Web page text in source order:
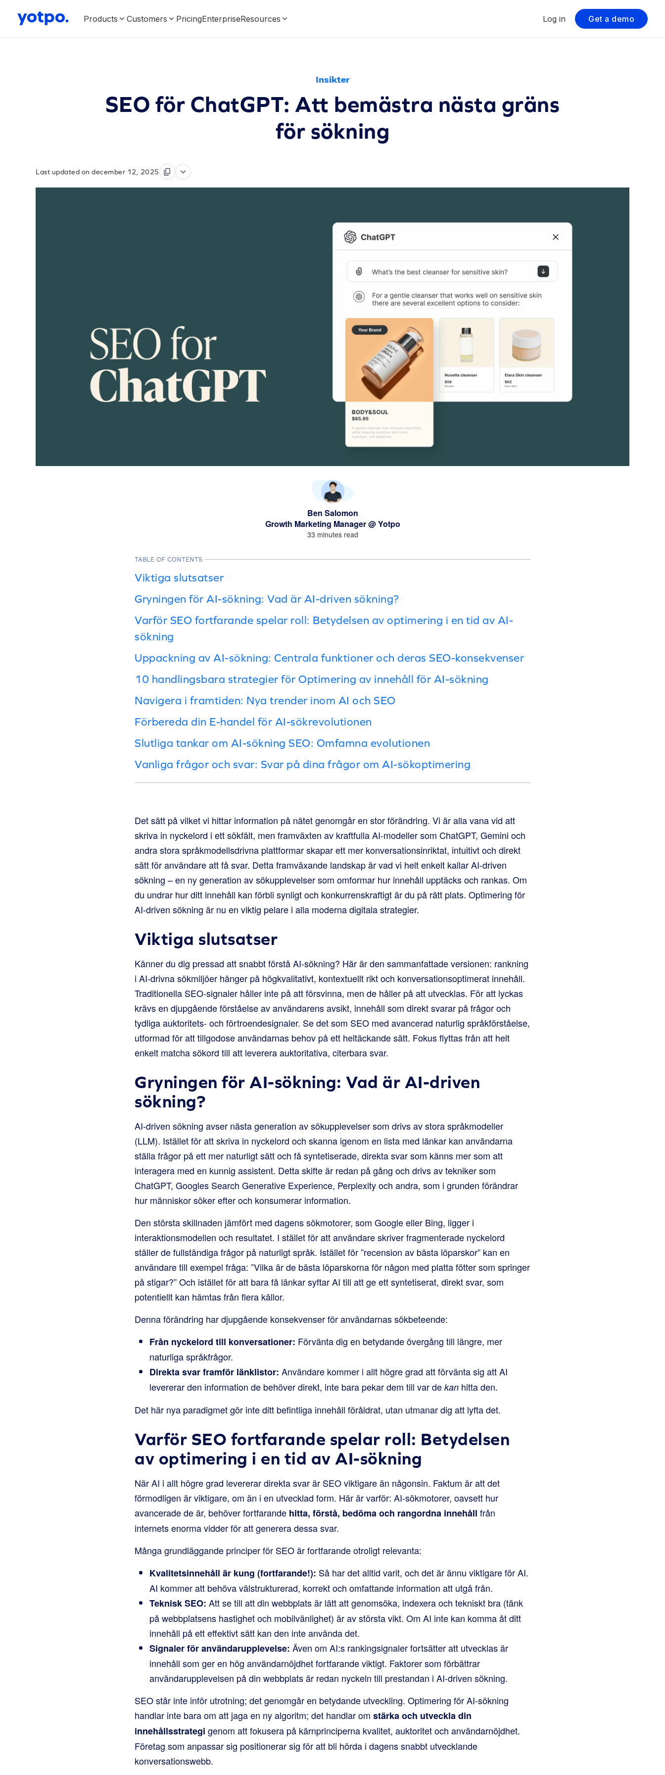
Products Customers PricingEnterpriseResources Log in Get a demo
Insikter
SEO för ChatGPT: Att bemästra nästa gräns
för sökning
Last updated on december 12, 2025
Ben Salomon
Growth Marketing Manager @ Yotpo
33 minutes read
TABLE OF CONTENTS
Viktiga slutsatser
Gryningen för AI-sökning: Vad är AI-driven sökning?
Varför SEO fortfarande spelar roll: Betydelsen av optimering i en tid av AI-
sökning
Uppackning av AI-sökning: Centrala funktioner och deras SEO-konsekvenser
10 handlingsbara strategier för Optimering av innehåll för AI-sökning
Navigera i framtiden: Nya trender inom AI och SEO
Förbereda din E-handel för AI-sökrevolutionen
Slutliga tankar om AI-sökning SEO: Omfamna evolutionen
Vanliga frågor och svar: Svar på dina frågor om AI-sökoptimering
Det sätt på vilket vi hittar information på nätet genomgår en stor förändring. Vi är alla vana vid att
skriva in nyckelord i ett sökfält, men framväxten av kraftfulla AI-modeller som ChatGPT, Gemini och
andra stora språkmodellsdrivna plattformar skapar ett mer konversationsinriktat, intuitivt och direkt
sätt för användare att få svar. Detta framväxande landskap är vad vi helt enkelt kallar AI-driven
sökning – en ny generation av sökupplevelser som omformar hur innehåll upptäcks och rankas. Om
du undrar hur ditt innehåll kan förbli synligt och konkurrenskraftigt är du på rätt plats. Optimering för
AI-driven sökning är nu en viktig pelare i alla moderna digitala strategier.
Viktiga slutsatser
Känner du dig pressad att snabbt förstå AI-sökning? Här är den sammanfattade versionen: rankning
i AI-drivna sökmiljöer hänger på högkvalitativt, kontextuellt rikt och konversationsoptimerat innehåll.
Traditionella SEO-signaler håller inte på att försvinna, men de håller på att utvecklas. För att lyckas
krävs en djupgående förståelse av användarens avsikt, innehåll som direkt svarar på frågor och
tydliga auktoritets- och förtroendesignaler. Se det som SEO med avancerad naturlig språkförståelse,
utformad för att tillgodose användarnas behov på ett heltäckande sätt. Fokus flyttas från att helt
enkelt matcha sökord till att leverera auktoritativa, citerbara svar.
Gryningen för AI-sökning: Vad är AI-driven
sökning?
AI-driven sökning avser nästa generation av sökupplevelser som drivs av stora språkmodeller
(LLM). Istället för att skriva in nyckelord och skanna igenom en lista med länkar kan användarna
ställa frågor på ett mer naturligt sätt och få syntetiserade, direkta svar som känns mer som att
interagera med en kunnig assistent. Detta skifte är redan på gång och drivs av tekniker som
ChatGPT, Googles Search Generative Experience, Perplexity och andra, som i grunden förändrar
hur människor söker efter och konsumerar information.
Den största skillnaden jämfört med dagens sökmotorer, som Google eller Bing, ligger i
interaktionsmodellen och resultatet. I stället för att användare skriver fragmenterade nyckelord
ställer de fullständiga frågor på naturligt språk. Istället för ”recension av bästa löparskor” kan en
användare till exempel fråga: ”Vilka är de bästa löparskorna för någon med platta fötter som springer
på stigar?” Och istället för att bara få länkar syftar AI till att ge ett syntetiserat, direkt svar, som
potentiellt kan hämtas från flera källor.
Denna förändring har djupgående konsekvenser för användarnas sökbeteende:
Från nyckelord till konversationer: Förvänta dig en betydande övergång till längre, mer
naturliga språkfrågor.
Direkta svar framför länklistor: Användare kommer i allt högre grad att förvänta sig att AI
levererar den information de behöver direkt, inte bara pekar dem till var de kan hitta den.
Det här nya paradigmet gör inte ditt befintliga innehåll föråldrat, utan utmanar dig att lyfta det.
Varför SEO fortfarande spelar roll: Betydelsen
av optimering i en tid av AI-sökning
När AI i allt högre grad levererar direkta svar är SEO viktigare än någonsin. Faktum är att det
förmodligen är viktigare, om än i en utvecklad form. Här är varför: AI-sökmotorer, oavsett hur
avancerade de är, behöver fortfarande hitta, förstå, bedöma och rangordna innehåll från
internets enorma vidder för att generera dessa svar.
Många grundläggande principer för SEO är fortfarande otroligt relevanta:
Kvalitetsinnehåll är kung (fortfarande!): Så har det alltid varit, och det är ännu viktigare för AI.
AI kommer att behöva välstrukturerad, korrekt och omfattande information att utgå från.
Teknisk SEO: Att se till att din webbplats är lätt att genomsöka, indexera och tekniskt bra (tänk
på webbplatsens hastighet och mobilvänlighet) är av största vikt. Om AI inte kan komma åt ditt
innehåll på ett effektivt sätt kan den inte använda det.
Signaler för användarupplevelse: Även om AI:s rankingsignaler fortsätter att utvecklas är
innehåll som ger en hög användarnöjdhet fortfarande viktigt. Faktorer som förbättrar
användarupplevelsen på din webbplats är redan nyckeln till prestandan i AI-driven sökning.
SEO står inte inför utrotning; det genomgår en betydande utveckling. Optimering för AI-sökning
handlar inte bara om att jaga en ny algoritm; det handlar om stärka och utveckla din
innehållsstrategi genom att fokusera på kärnprinciperna kvalitet, auktoritet och användarnöjdhet.
Företag som anpassar sig positionerar sig för att bli hörda i dagens snabbt utvecklande
konversationswebb.